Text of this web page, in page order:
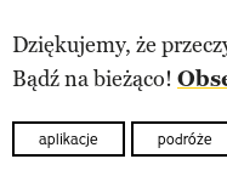
Dziękujemy, że
Bądź na bieżąco!
aplikacje podróże